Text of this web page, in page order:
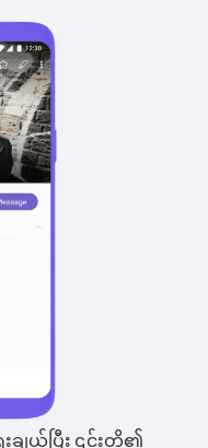
ျယ်ပြီး ၎င်းတို့၏